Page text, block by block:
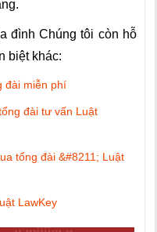
đình Chúng tôi còn hỗ
biệt khác:
đài miễn phí
đài tư vấn Luật
tổng đài &#8211; Luật
LawKey